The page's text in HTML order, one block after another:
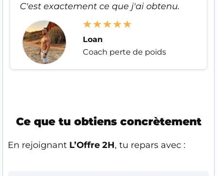
C'est exactement ce que j'ai obtenu.
Loan
Coach perte de poids
Ce que tu obtiens concrètement
En rejoignant L’Offre 2H, tu repars avec :